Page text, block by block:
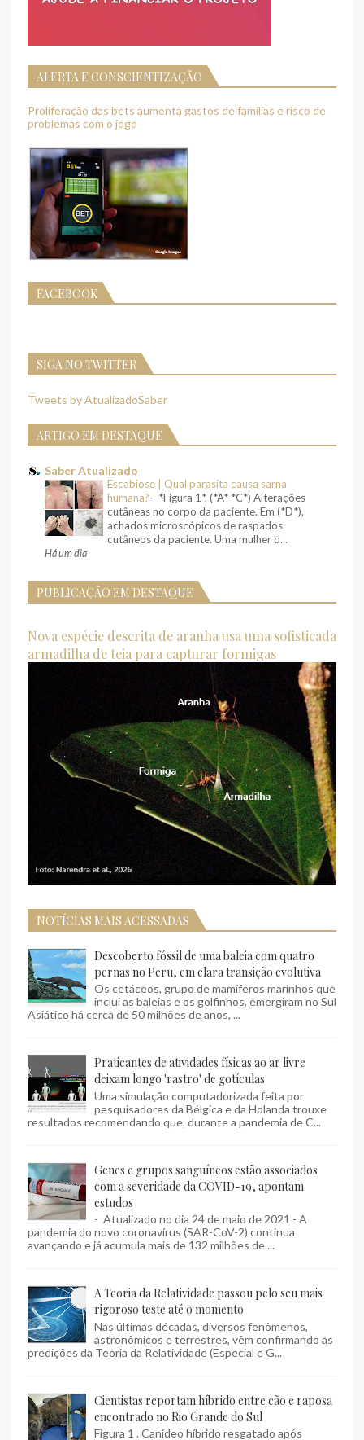
ALERTA E CONSCIENTIZAÇÃO
Proliferação das bets aumenta gastos de famílias e risco de
problemas com o jogo
FACEBOOK
SIGA NO TWITTER
Tweets by AtualizadoSaber
ARTIGO EM DESTAQUE
Saber Atualizado
Escabiose | Qual parasita causa sarna
humana? - *Figura 1*. (*A*-*C*) Alterações
cutâneas no corpo da paciente. Em (*D*),
achados microscópicos de raspados
cutâneos da paciente. Uma mulher d...
Há um dia
PUBLICAÇÃO EM DESTAQUE
Nova espécie descrita de aranha usa uma sofisticada
armadilha de teia para capturar formigas
NOTÍCIAS MAIS ACESSADAS
Descoberto fóssil de uma baleia com quatro
pernas no Peru, em clara transição evolutiva
Os cetáceos, grupo de mamíferos marinhos que
inclui as baleias e os golfinhos, emergiram no Sul
Asiático há cerca de 50 milhões de anos, ...
Praticantes de atividades físicas ao ar livre
deixam longo 'rastro' de gotículas
Uma simulação computadorizada feita por
pesquisadores da Bélgica e da Holanda trouxe
resultados recomendando que, durante a pandemia de C...
Genes e grupos sanguíneos estão associados
com a severidade da COVID-19, apontam
estudos
- Atualizado no dia 24 de maio de 2021 - A
pandemia do novo coronavírus (SAR-CoV-2) continua
avançando e já acumula mais de 132 milhões de ...
A Teoria da Relatividade passou pelo seu mais
rigoroso teste até o momento
Nas últimas décadas, diversos fenômenos,
astronômicos e terrestres, vêm confirmando as
predições da Teoria da Relatividade (Especial e G...
Cientistas reportam híbrido entre cão e raposa
encontrado no Rio Grande do Sul
Figura 1 . Canídeo híbrido resgatado após